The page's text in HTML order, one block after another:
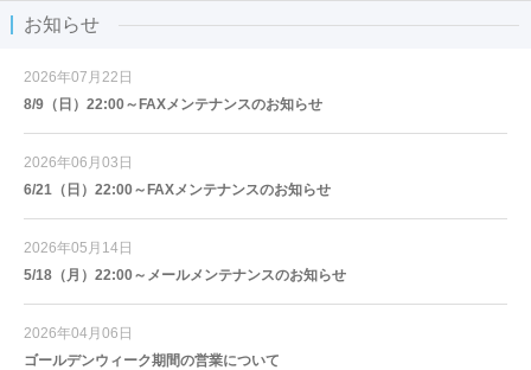
お知らせ
2026年07月22日
8/9（日）22:00～FAXメンテナンスのお知らせ
2026年06月03日
6/21（日）22:00～FAXメンテナンスのお知らせ
2026年05月14日
5/18（月）22:00～メールメンテナンスのお知らせ
2026年04月06日
ゴールデンウィーク期間の営業について